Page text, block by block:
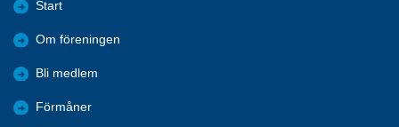
Start
Om föreningen
Bli medlem
Förmåner